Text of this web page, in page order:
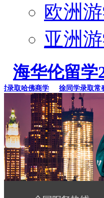
欧洲
亚洲
海华伦留学
哈佛商学 徐同学录取常春